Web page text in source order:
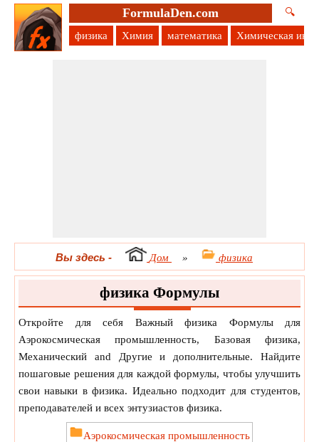
FormulaDen.com 🔍
физика Химия математика Химическая
Вы здесь - Дом » физика
физика Формулы
Откройте для себя Важный физика Формулы для
Аэрокосмическая промышленность, Базовая физика,
Механический and Другие и дополнительные. Найдите
пошаговые решения для каждой формулы, чтобы улучшить
свои навыки в физика. Идеально подходит для студентов,
преподавателей и всех энтузиастов физика.
Аэрокосмическая промышленность